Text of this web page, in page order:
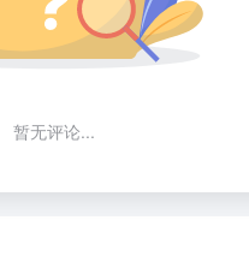
暂无评论...